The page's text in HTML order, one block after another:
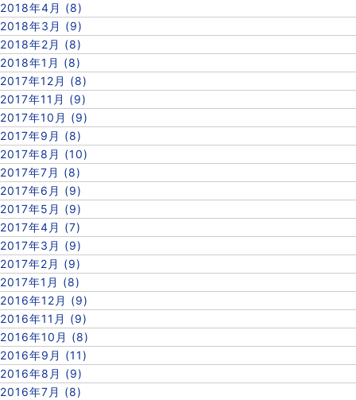
2018年4月 (8)
2018年3月 (9)
2018年2月 (8)
2018年1月 (8)
2017年12月 (8)
2017年11月 (9)
2017年10月 (9)
2017年9月 (8)
2017年8月 (10)
2017年7月 (8)
2017年6月 (9)
2017年5月 (9)
2017年4月 (7)
2017年3月 (9)
2017年2月 (9)
2017年1月 (8)
2016年12月 (9)
2016年11月 (9)
2016年10月 (8)
2016年9月 (11)
2016年8月 (9)
2016年7月 (8)